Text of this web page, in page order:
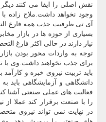
نقش اصلی را ایفا می كنند
وجود نخواهد داشت.ملاح زاده
آی تی ظرفیت جذب همه فارغ
بسیاری از حوزه ها در بازار
نیاز دارند در حالی اكثر فارغ
توجه به واردات محور بودن
برای جذب نخواهند داشت.وی با
باید تربیت نیروی خبره و
دانشگاهی و آزمایشگاهی باید
فعالیت های عملی صنعتی آشنا
را با صنعت برقرار كند عملا
در نهایت نمی تواند نیروی